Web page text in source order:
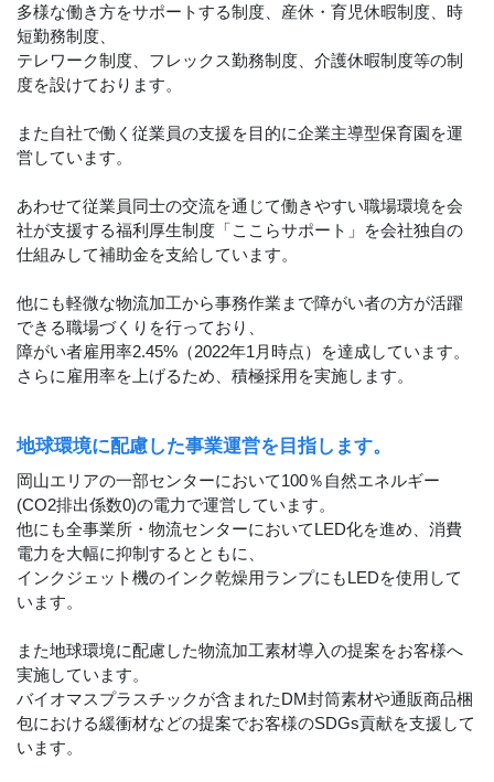
多様な働き方をサポートする制度、産休・育児休暇制度、時
短勤務制度、
テレワーク制度、フレックス勤務制度、介護休暇制度等の制
度を設けております。
また自社で働く従業員の支援を目的に企業主導型保育園を運
営しています。
あわせて従業員同士の交流を通じて働きやすい職場環境を会
社が支援する福利厚生制度「ここらサポート」を会社独自の
仕組みして補助金を支給しています。
他にも軽微な物流加工から事務作業まで障がい者の方が活躍
できる職場づくりを行っており、
障がい者雇用率2.45%（2022年1月時点）を達成しています。
さらに雇用率を上げるため、積極採用を実施します。
地球環境に配慮した事業運営を目指します。
岡山エリアの一部センターにおいて100％自然エネルギー
(CO2排出係数0)の電力で運営しています。
他にも全事業所・物流センターにおいてLED化を進め、消費
電力を大幅に抑制するとともに、
インクジェット機のインク乾燥用ランプにもLEDを使用して
います。
また地球環境に配慮した物流加工素材導入の提案をお客様へ
実施しています。
バイオマスプラスチックが含まれたDM封筒素材や通販商品梱
包における緩衝材などの提案でお客様のSDGs貢献を支援して
います。